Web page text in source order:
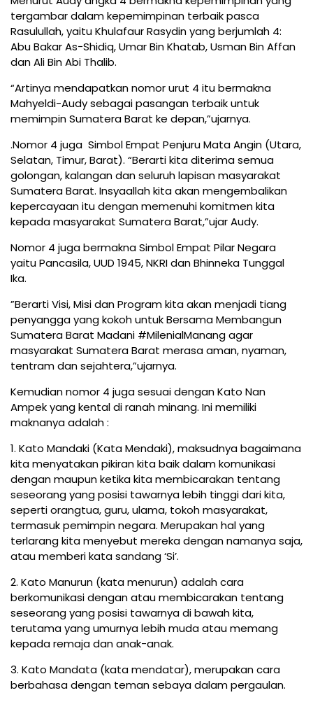
tergambar dalam kepemimpinan terbaik pasca
Rasulullah, yaitu Khulafaur Rasydin yang berjumlah 4:
Abu Bakar As−Shidiq, Umar Bin Khatab, Usman Bin Affan
dan Ali Bin Abi Thalib.
“Artinya mendapatkan nomor urut 4 itu bermakna
Mahyeldi-Audy sebagai pasangan terbaik untuk
memimpin Sumatera Barat ke depan,”ujarnya.
.Nomor 4 juga Simbol Empat Penjuru Mata Angin (Utara,
Selatan, Timur, Barat). “Berarti kita diterima semua
golongan, kalangan dan seluruh lapisan masyarakat
Sumatera Barat. Insyaallah kita akan mengembalikan
kepercayaan itu dengan memenuhi komitmen kita
kepada masyarakat Sumatera Barat,”ujar Audy.
Nomor 4 juga bermakna Simbol Empat Pilar Negara
yaitu Pancasila, UUD 1945, NKRI dan Bhinneka Tunggal
Ika.
”Berarti Visi, Misi dan Program kita akan menjadi tiang
penyangga yang kokoh untuk Bersama Membangun
Sumatera Barat Madani #MilenialManang agar
masyarakat Sumatera Barat merasa aman, nyaman,
tentram dan sejahtera,”ujarnya.
Kemudian nomor 4 juga sesuai dengan Kato Nan
Ampek yang kental di ranah minang. Ini memiliki
maknanya adalah :
1. Kato Mandaki (Kata Mendaki), maksudnya bagaimana
kita menyatakan pikiran kita baik dalam komunikasi
dengan maupun ketika kita membicarakan tentang
seseorang yang posisi tawarnya lebih tinggi dari kita,
seperti orangtua, guru, ulama, tokoh masyarakat,
termasuk pemimpin negara. Merupakan hal yang
terlarang kita menyebut mereka dengan namanya saja,
atau memberi kata sandang ‘Si’.
2. Kato Manurun (kata menurun) adalah cara
berkomunikasi dengan atau membicarakan tentang
seseorang yang posisi tawarnya di bawah kita,
terutama yang umurnya lebih muda atau memang
kepada remaja dan anak-anak.
3. Kato Mandata (kata mendatar), merupakan cara
berbahasa dengan teman sebaya dalam pergaulan.